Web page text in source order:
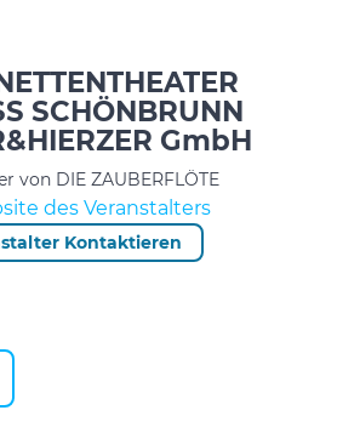
SCHÖNBRUNN
GmbH
von DIE ZAUBERFLÖTE
des Veranstalters
Kontaktieren